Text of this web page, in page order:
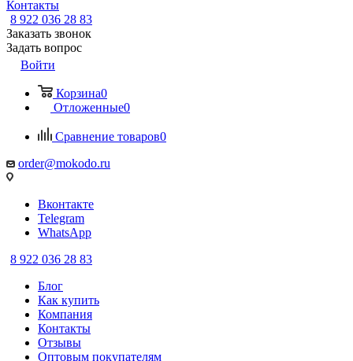
Контакты
8 922 036 28 83
Заказать звонок
Задать вопрос
Войти
Корзина0
Отложенные0
Сравнение товаров0
order@mokodo.ru
Вконтакте
Telegram
WhatsApp
8 922 036 28 83
Блог
Как купить
Компания
Контакты
Отзывы
Оптовым покупателям